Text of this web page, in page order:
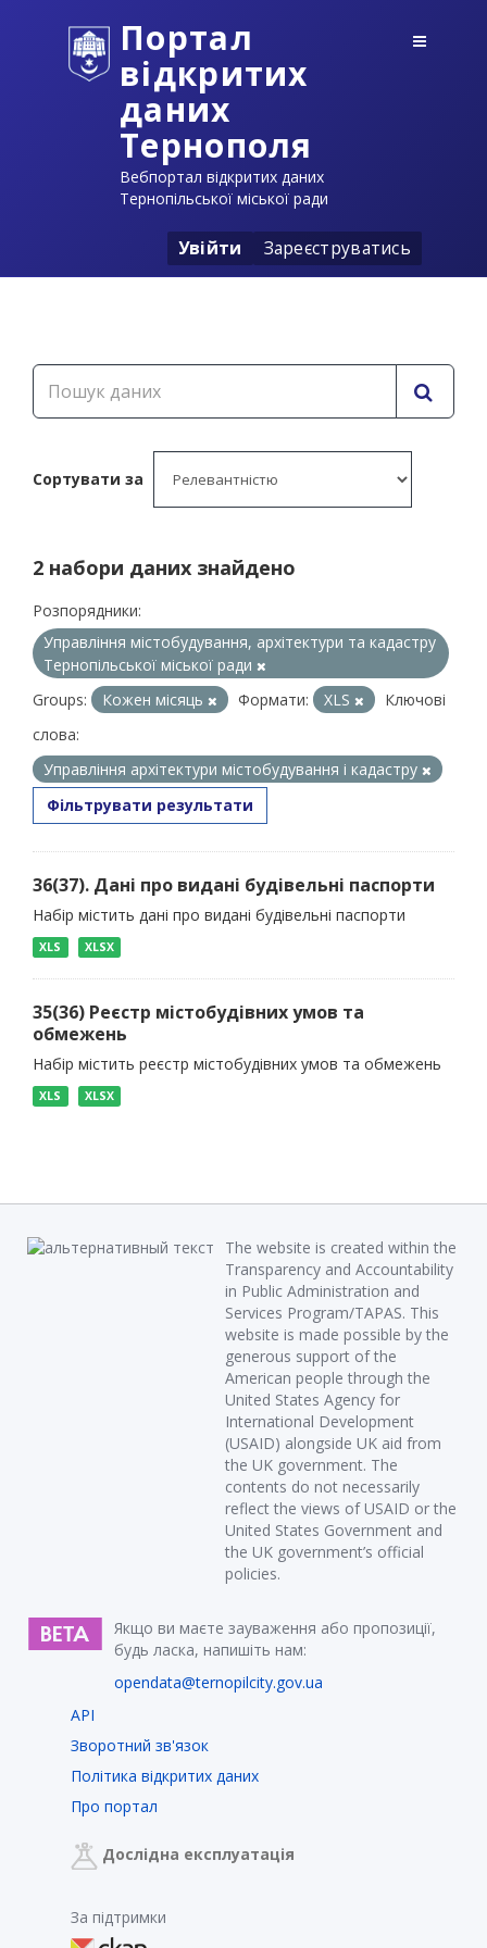
Портал
відкритих
даних
Тернополя
Вебпортал відкритих даних
Тернопільської міської ради
Увійти Зареєструватись
Сортувати за
2 набори даних знайдено
Розпорядники:
Управління містобудування, архітектури та кадастру
Тернопільської міської ради
Groups:
Кожен місяць Формати: XLS
Ключові
слова:
Управління архітектури містобудування і кадастру
Фільтрувати результати
36(37). Дані про видані будівельні паспорти
Набір містить дані про видані будівельні паспорти
XLS XLSX
35(36) Реєстр містобудівних умов та
обмежень
Набір містить реєстр містобудівних умов та обмежень
XLS XLSX
The website is created within the
Transparency and Accountability
in Public Administration and
Services Program/TAPAS. This
website is made possible by the
generous support of the
American people through the
United States Agency for
International Development
(USAID) alongside UK aid from
the UK government. The
contents do not necessarily
reflect the views of USAID or the
United States Government and
the UK government’s official
policies.
Якщо ви маєте зауваження або пропозиції,
будь ласка, напишіть нам:
opendata@ternopilcity.gov.ua
API
Зворотний зв'язок
Політика відкритих даних
Про портал
Дослідна експлуатація
За підтримки